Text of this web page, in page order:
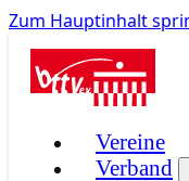
Zum Hauptinhalt
Vereine
Verband